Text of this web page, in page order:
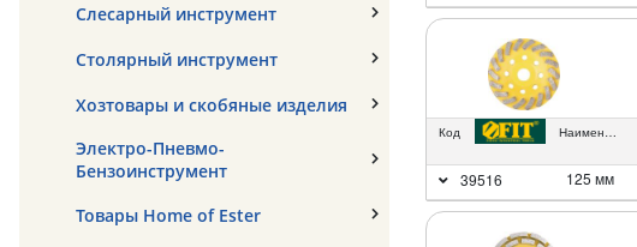
Слесарный инструмент
Столярный инструмент
Хозтовары и скобяные изделия
Электро-Пневмо-
Бензоинструмент
Товары Home of Ester
Код Наименование
39516 125 мм